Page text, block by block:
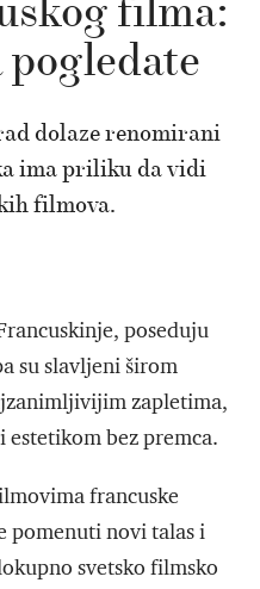
filma:
pogledate
dolaze renomirani
ima priliku da vidi
filmova.
poseduju
su slavljeni širom
zapletima,
bez premca.
francuske
pomenuti novi talas i
svetsko filmsko